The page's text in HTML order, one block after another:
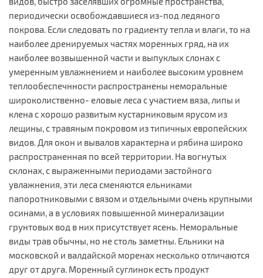
периодически освобождавшиеся из-под ледяного
покрова. Если следовать по градиенту тепла и влаги, то на
наиболее дренируемых частях моренных гряд, на их
наиболее возвышенной части и выпуклых слонах с
умеренным увлажнением и наиболее высоким уровнем
теплообеспечнности распространены неморальные
широколиственно- еловые леса с участием вяза, липы и
клена с хорошо развитым кустарниковым ярусом из
лещины, с травяным покровом из типичных европейских
видов. Для окон и вывалов характерна и рябина широко
распространенная по всей территории. На вогнутых
склонах, с выраженными периодами застойного
увлажнения, эти леса сменяются ельниками
папоротниковыми с вязом и отдельными очень крупными
осинами, а в условиях повышенной минерализации
грунтовых вод в них присутствует ясень. Неморальные
виды трав обычны, но не столь заметны. Ельники на
московской и валдайской моренах несколько отличаются
друг от друга. Моренный суглинок есть продукт